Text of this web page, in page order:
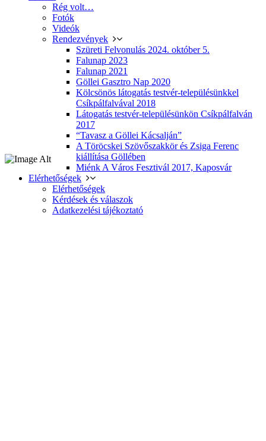
Rég volt…
Fotók
Videók
Rendezvények
Szüreti Felvonulás 2024. október 5.
Falunap 2023
Falunap 2021
Göllei Gasztro Nap 2020
Kölcsönös látogatás testvér-településünkkel
Csíkpálfalvával 2018
Látogatás testvér-településünkön Csíkpálfalván
2017
“Tavasz a Göllei Kácsalján”
A Töröcskei Szövőszakkör és Zsiga Ferenc
kiállítása Göllében
Miénk A Város Fesztivál 2017, Kaposvár
Elérhetőségek
Elérhetőségek
Kérdések és válaszok
Adatkezelési tájékoztató